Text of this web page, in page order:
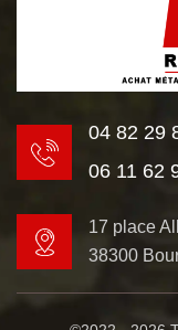
04 82 29
06 11 62
17 place
38300